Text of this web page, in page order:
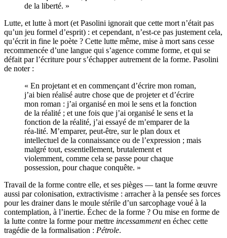
de la liberté. »
Lutte, et lutte à mort (et Pasolini ignorait que cette mort n’était pas
qu’un jeu formel d’esprit) : et cependant, n’est-ce pas justement cela,
qu’écrit in fine le poète ? Cette lutte même, mise à mort sans cesse
recommencée d’une langue qui s’agence comme forme, et qui se
défait par l’écriture pour s’échapper autrement de la forme. Pasolini
de noter :
« En projetant et en commençant d’écrire mon roman,
j’ai bien réalisé autre chose que de projeter et d’écrire
mon roman : j’ai organisé en moi le sens et la fonction
de la réalité ; et une fois que j’ai organisé le sens et la
fonction de la réalité, j’ai essayé de m’emparer de la
réa-lité. M’emparer, peut-être, sur le plan doux et
intellectuel de la connaissance ou de l’expression ; mais
malgré tout, essentiellement, brutalement et
violemment, comme cela se passe pour chaque
possession, pour chaque conquête. »
Travail de la forme contre elle, et ses pièges — tant la forme œuvre
aussi par colonisation, extractivisme : arracher à la pensée ses forces
pour les drainer dans le moule stérile d’un sarcophage voué à la
contemplation, à l’inertie. Échec de la forme ? Ou mise en forme de
la lutte contre la forme pour mettre incessammenten échec cette
tragédie de la formalisation : Pétrole.